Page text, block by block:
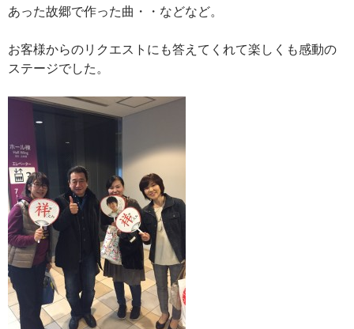
あった故郷で作った曲・・などなど。
お客様からのリクエストにも答えてくれて楽しくも感動の
ステージでした。